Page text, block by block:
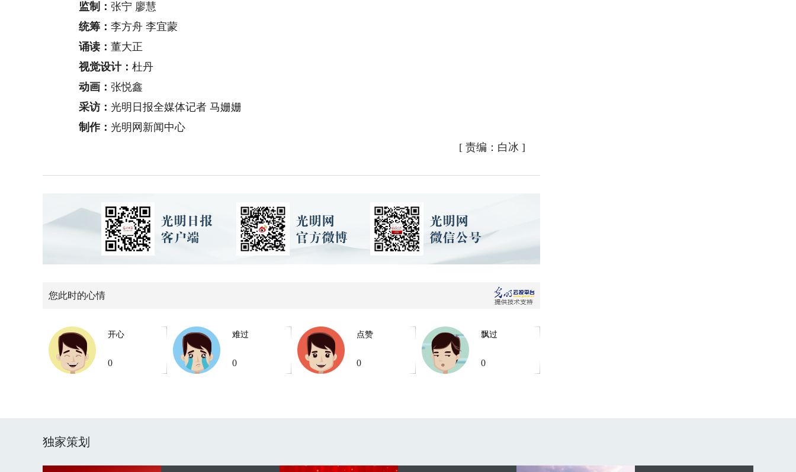
监制：张宁 廖慧
统筹：李方舟 李宜蒙
诵读：董大正
视觉设计：杜丹
动画：张悦鑫
采访：光明日报全媒体记者 马姗姗
制作：光明网新闻中心
[ 责编：白冰 ]
您此时的心情
开心
0
难过
0
点赞
0
飘过
0
独家策划